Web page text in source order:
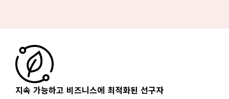
지속 가능하고 비즈니스에 최적화된 선구자